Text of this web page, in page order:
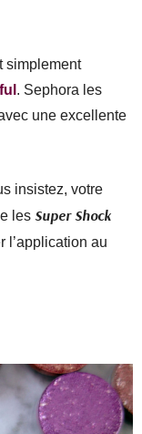
simplement
. Sephora les
une excellente
insistez, votre
les Super Shock
l’application au